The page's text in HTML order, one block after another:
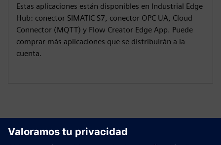
Estas aplicaciones están disponibles en Industrial Edge
Hub: conector SIMATIC S7, conector OPC UA, Cloud
Connector (MQTT) y Flow Creator Edge App. Puede
comprar más aplicaciones que se distribuirán a la
cuenta.